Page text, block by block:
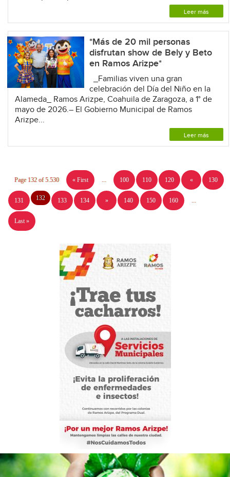
Leer más
*Más de 20 mil personas
disfrutan show de Bely y Beto
en Ramos Arizpe*
_Familias viven una gran
celebración del Día del Niño en la
Alameda_ Ramos Arizpe, Coahuila de Zaragoza, a 1° de
mayo de 2026.– El Gobierno Municipal de Ramos
Arizpe...
Leer más
Page 132 of 5.530 « First ... 100 110 120 « 130
131 132 133 134 » 140 150 160 ...
Last »